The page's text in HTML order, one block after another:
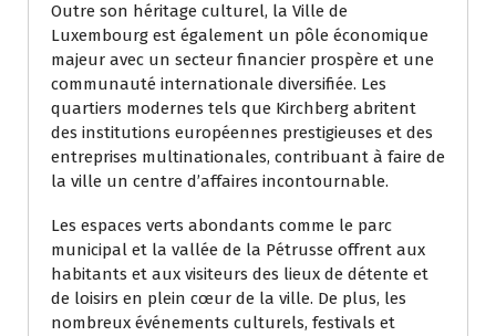
Outre son héritage culturel, la Ville de
Luxembourg est également un pôle économique
majeur avec un secteur financier prospère et une
communauté internationale diversifiée. Les
quartiers modernes tels que Kirchberg abritent
des institutions européennes prestigieuses et des
entreprises multinationales, contribuant à faire de
la ville un centre d’affaires incontournable.
Les espaces verts abondants comme le parc
municipal et la vallée de la Pétrusse offrent aux
habitants et aux visiteurs des lieux de détente et
de loisirs en plein cœur de la ville. De plus, les
nombreux événements culturels, festivals et